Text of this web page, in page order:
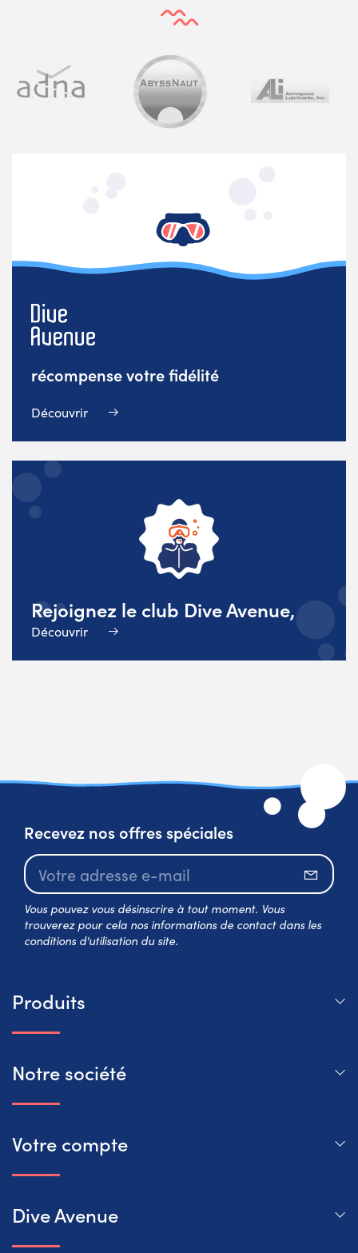
récompense votre fidélité
Découvrir
Rejoignez le club Dive Avenue,
Découvrir
Recevez nos offres spéciales
Vous pouvez vous désinscrire à tout moment. Vous
trouverez pour cela nos informations de contact dans les
conditions d'utilisation du site.
Produits
Notre société
Votre compte
Dive Avenue